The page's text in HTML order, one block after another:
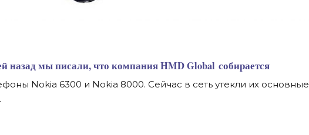
назад мы писали, что компания HMD Global собирается
Nokia 6300 и Nokia 8000. Сейчас в сеть утекли их основные